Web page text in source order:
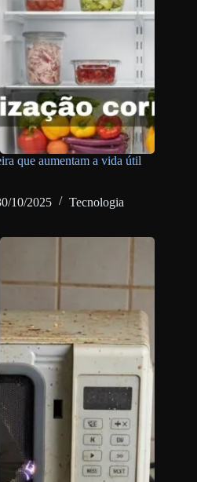
que aumentam a vida útil
10/2025 Tecnologia